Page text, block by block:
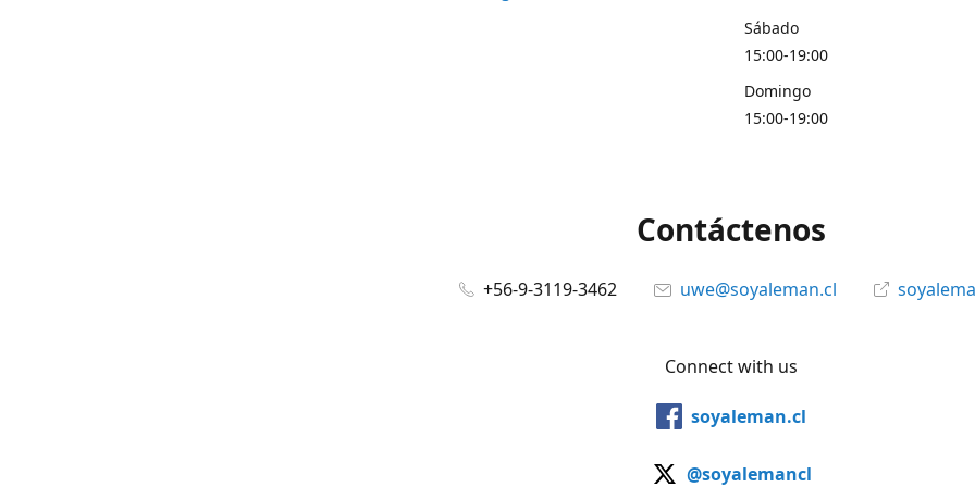
Sábado
15:00-19:00
Domingo
15:00-19:00
Contáctenos
+56-9-3119-3462 uwe@soyaleman.cl
Connect with us
soyaleman.cl
@soyalemancl